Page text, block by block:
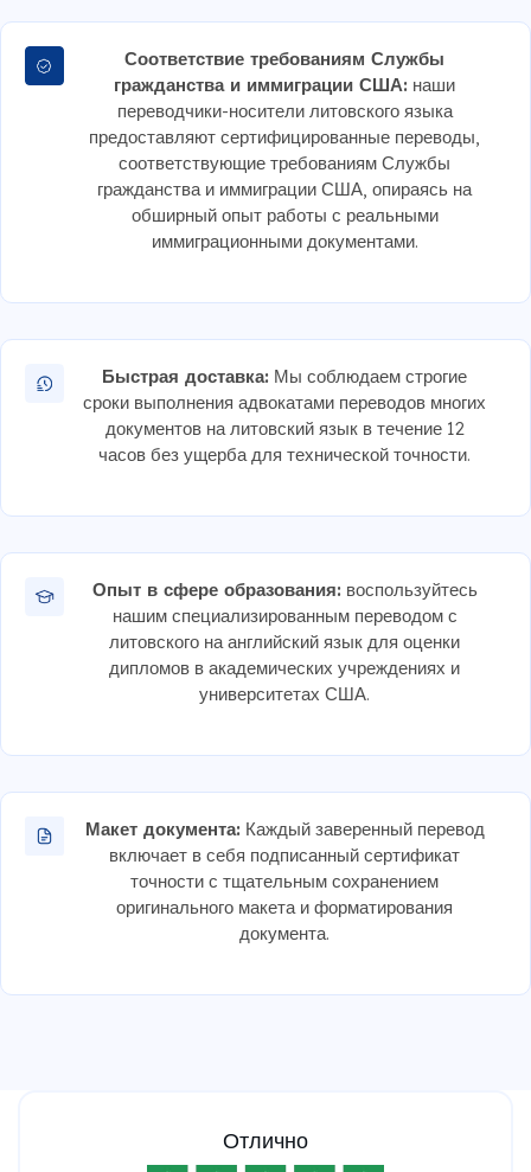
Соответствие требованиям Службы
гражданства и иммиграции США: наши
переводчики-носители литовского языка
предоставляют сертифицированные переводы,
соответствующие требованиям Службы
гражданства и иммиграции США, опираясь на
обширный опыт работы с реальными
иммиграционными документами.
Быстрая доставка: Мы соблюдаем строгие
сроки выполнения адвокатами переводов многих
документов на литовский язык в течение 12
часов без ущерба для технической точности.
Опыт в сфере образования: воспользуйтесь
нашим специализированным переводом с
литовского на английский язык для оценки
дипломов в академических учреждениях и
университетах США.
Макет документа: Каждый заверенный перевод
включает в себя подписанный сертификат
точности с тщательным сохранением
оригинального макета и форматирования
документа.
Отлично